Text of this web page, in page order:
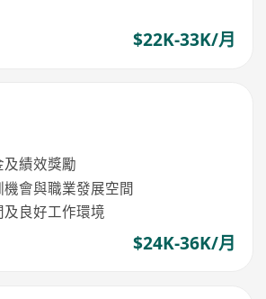
$22K-33K/月
績效獎勵
會與職業發展空間
良好工作環境
$24K-36K/月